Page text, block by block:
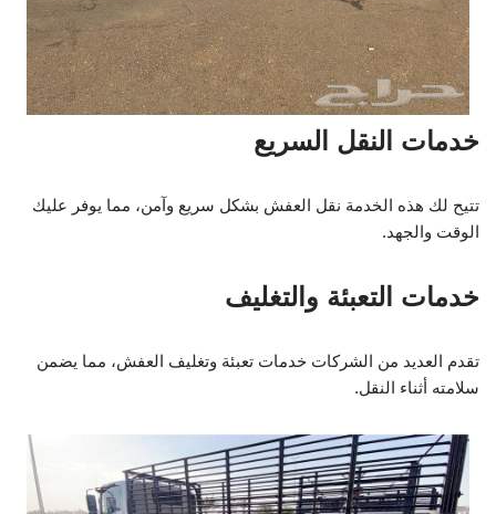
خدمات النقل السريع
تتيح لك هذه الخدمة نقل العفش بشكل سريع وآمن، مما يوفر عليك
الوقت والجهد.
خدمات التعبئة والتغليف
تقدم العديد من الشركات خدمات تعبئة وتغليف العفش، مما يضمن
سلامته أثناء النقل.